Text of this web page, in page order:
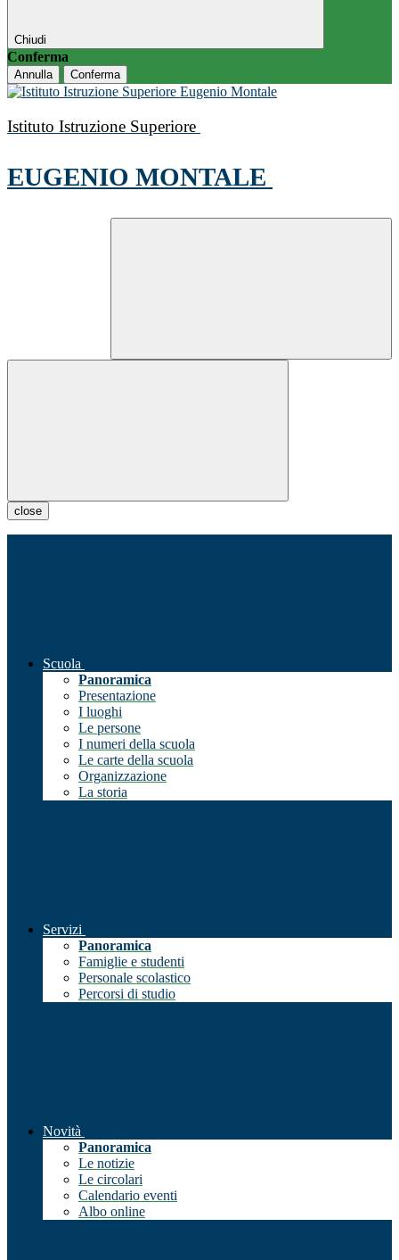
Chiudi
Conferma
Annulla Conferma
Istituto Istruzione Superiore
EUGENIO MONTALE
close
Scuola
Panoramica
Presentazione
I luoghi
Le persone
I numeri della scuola
Le carte della scuola
Organizzazione
La storia
Servizi
Panoramica
Famiglie e studenti
Personale scolastico
Percorsi di studio
Novità
Panoramica
Le notizie
Le circolari
Calendario eventi
Albo online